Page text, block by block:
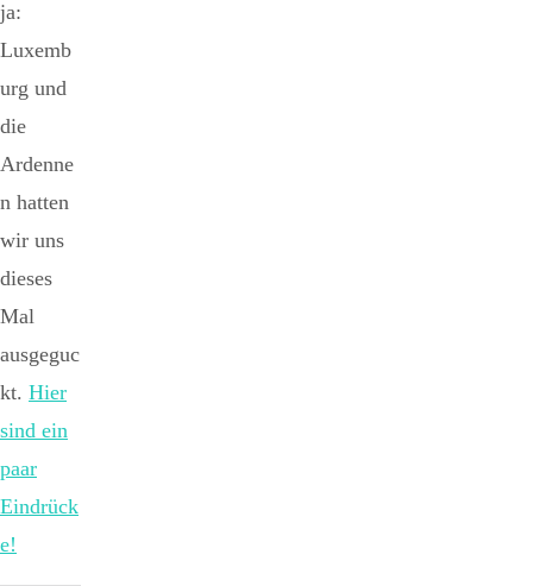
ja:
Luxemb
urg und
die
Ardenne
n hatten
wir uns
dieses
Mal
ausgeguc
kt. Hier
sind ein
paar
Eindrück
e!